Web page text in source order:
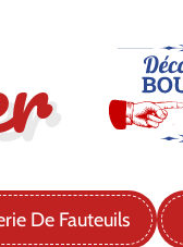
De Fauteuils